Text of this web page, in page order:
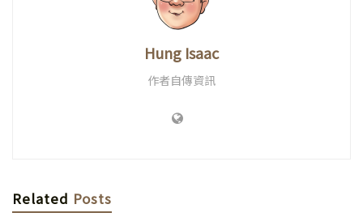
Hung Isaac
作者自傳資訊
Related Posts